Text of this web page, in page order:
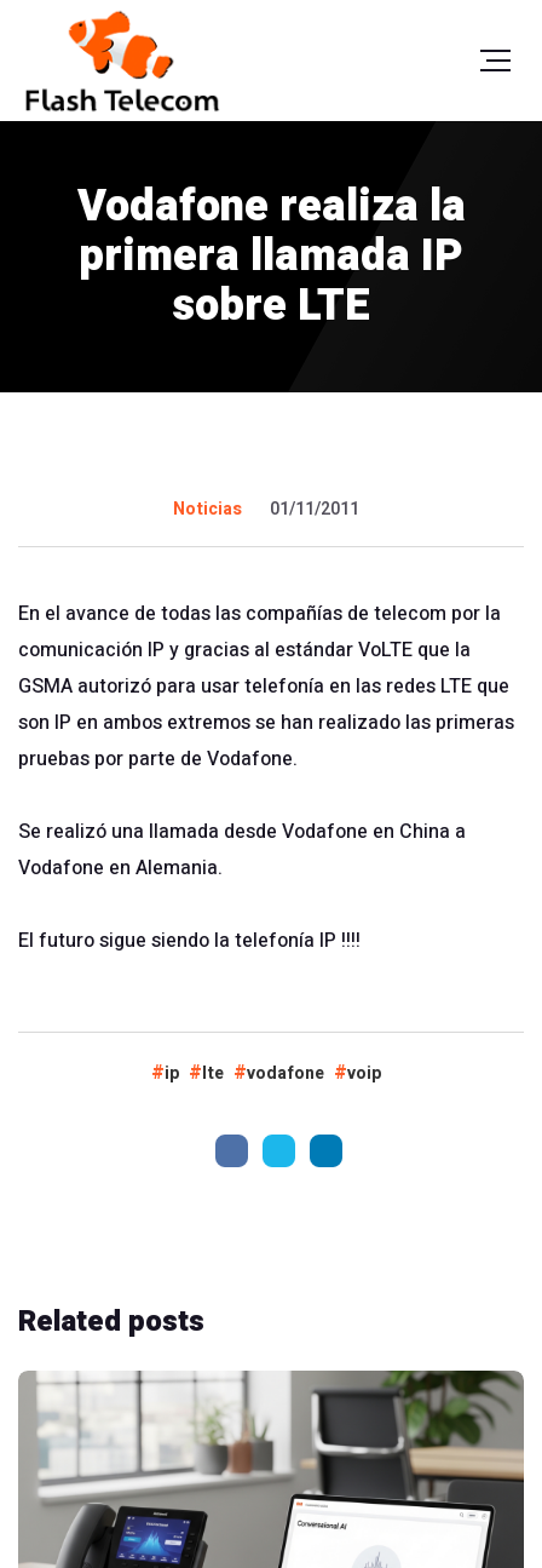
Vodafone realiza la
primera llamada IP
sobre LTE
Noticias 01/11/2011
En el avance de todas las compañías de telecom por la
comunicación IP y gracias al estándar VoLTE que la
GSMA autorizó para usar telefonía en las redes LTE que
son IP en ambos extremos se han realizado las primeras
pruebas por parte de Vodafone.
Se realizó una llamada desde Vodafone en China a
Vodafone en Alemania.
El futuro sigue siendo la telefonía IP !!!!
ip lte vodafone voip
Related posts